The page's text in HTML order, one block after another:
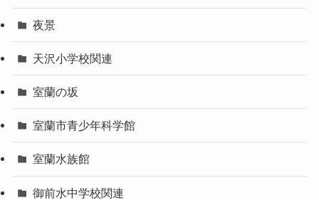
夜景
天沢小学校関連
室蘭の坂
室蘭市青少年科学館
室蘭水族館
御前水中学校関連